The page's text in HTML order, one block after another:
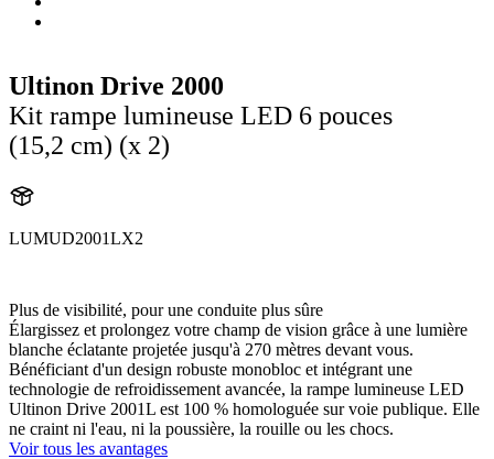
Ultinon Drive 2000
Kit rampe lumineuse LED 6 pouces
(15,2 cm) (x 2)
LUMUD2001LX2
Plus de visibilité, pour une conduite plus sûre
Élargissez et prolongez votre champ de vision grâce à une lumière
blanche éclatante projetée jusqu'à 270 mètres devant vous.
Bénéficiant d'un design robuste monobloc et intégrant une
technologie de refroidissement avancée, la rampe lumineuse LED
Ultinon Drive 2001L est 100 % homologuée sur voie publique. Elle
ne craint ni l'eau, ni la poussière, la rouille ou les chocs.
Voir tous les avantages